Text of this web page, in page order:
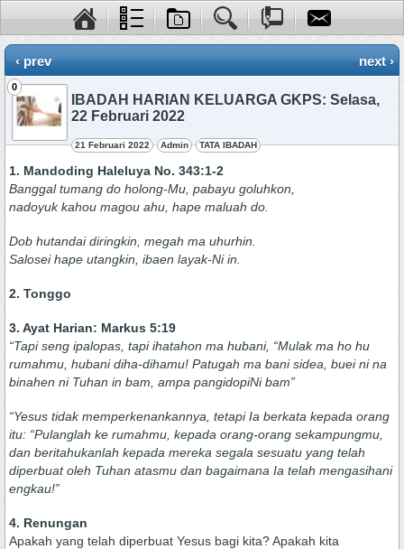
‹ prev next ›
0
IBADAH HARIAN KELUARGA GKPS: Selasa,
22 Februari 2022
21 Februari 2022 Admin TATA IBADAH
1. Mandoding Haleluya No. 343:1-2
Banggal tumang do holong-Mu, pabayu goluhkon,
nadoyuk kahou magou ahu, hape maluah do.
Dob hutandai diringkin, megah ma uhurhin.
Salosei hape utangkin, ibaen layak-Ni in.
2. Tonggo
3. Ayat Harian: Markus 5:19
“Tapi seng ipalopas, tapi ihatahon ma hubani, “Mulak ma ho hu
rumahmu, hubani diha-dihamu! Patugah ma bani sidea, buei ni na
binahen ni Tuhan in bam, ampa pangidopiNi bam”
“Yesus tidak memperkenankannya, tetapi Ia berkata kepada orang
itu: “Pulanglah ke rumahmu, kepada orang-orang sekampungmu,
dan beritahukanlah kepada mereka segala sesuatu yang telah
diperbuat oleh Tuhan atasmu dan bagaimana Ia telah mengasihani
engkau!”
4. Renungan
Apakah yang telah diperbuat Yesus bagi kita? Apakah kita